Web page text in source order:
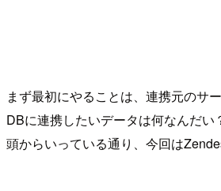
まず最初にやることは、連携元のサ
DBに連携したいデータは何なんだい
頭からいっている通り、今回は